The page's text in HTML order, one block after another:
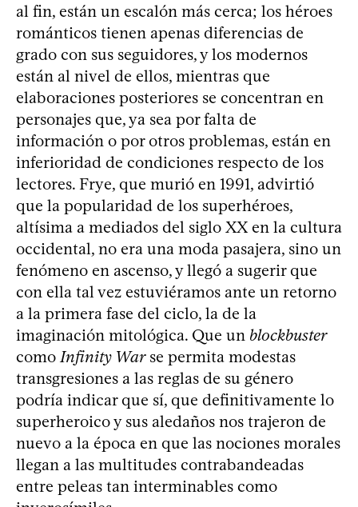
al fin, están un escalón más cerca; los héroes
románticos tienen apenas diferencias de
grado con sus seguidores, y los modernos
están al nivel de ellos, mientras que
elaboraciones posteriores se concentran en
personajes que, ya sea por falta de
información o por otros problemas, están en
inferioridad de condiciones respecto de los
lectores. Frye, que murió en 1991, advirtió
que la popularidad de los superhéroes,
altísima a mediados del siglo XX en la cultura
occidental, no era una moda pasajera, sino un
fenómeno en ascenso, y llegó a sugerir que
con ella tal vez estuviéramos ante un retorno
a la primera fase del ciclo, la de la
imaginación mitológica. Que un blockbuster
comoInfinity Warse permita modestas
transgresiones a las reglas de su género
podría indicar que sí, que definitivamente lo
superheroico y sus aledaños nos trajeron de
nuevo a la época en que las nociones morales
llegan a las multitudes contrabandeadas
entre peleas tan interminables como